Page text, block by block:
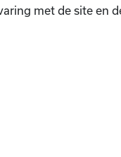
met de site en
van de website
als reactie
verzoek om
stellen een